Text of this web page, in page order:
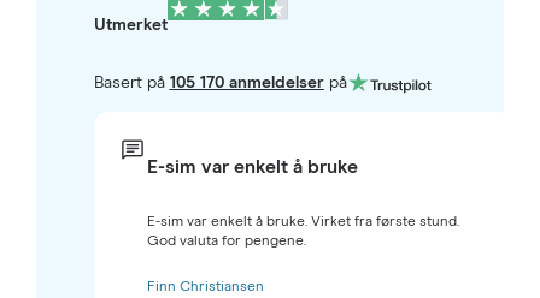
Utmerket
Basert på 105 170 anmeldelserpå
E-sim var enkelt å bruke
E-sim var enkelt å bruke. Virket fra første stund.
God valuta for pengene.
Finn Christiansen